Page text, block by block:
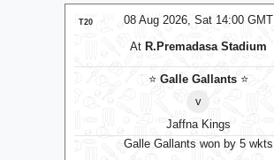
08 Aug 2026, Sat 14:00 GMT
T20
At R.Premadasa Stadium
⭐Galle Gallants ⭐
v
Jaffna Kings
Galle Gallants won by 5 wkts